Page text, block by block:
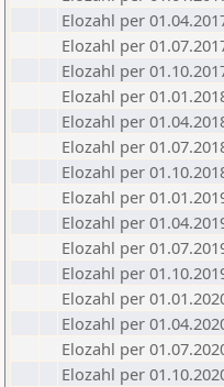
Elozahl per
Elozahl per
Elozahl per
Elozahl per
Elozahl per
Elozahl per
Elozahl per
Elozahl per
Elozahl per
Elozahl per
Elozahl per
Elozahl per
Elozahl per
Elozahl per
Elozahl per